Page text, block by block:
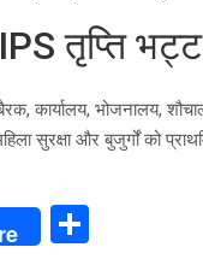
तृप्ति भट्ट
कार्यालय, भोजनालय,
सुरक्षा और बुजुर्गों को